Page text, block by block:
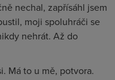
nechal, zapřísáhl jsem
moji spoluhráči se
nehrát. Až do
Má to u mě, potvora.